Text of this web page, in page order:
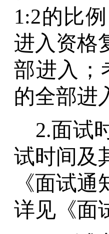
1:2的比
进入资格
部进入；
的全部进
2.面试
试时间及
《面试通
详见《面